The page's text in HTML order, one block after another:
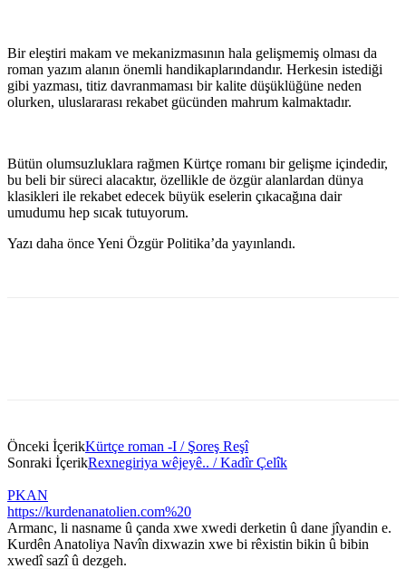
Bir eleştiri makam ve mekanizmasının hala gelişmemiş olması da
roman yazım alanın önemli handikaplarındandır. Herkesin istediği
gibi yazması, titiz davranmaması bir kalite düşüklüğüne neden
olurken, uluslararası rekabet gücünden mahrum kalmaktadır.
Bütün olumsuzluklara rağmen Kürtçe romanı bir gelişme içindedir,
bu beli bir süreci alacaktır, özellikle de özgür alanlardan dünya
klasikleri ile rekabet edecek büyük eselerin çıkacağına dair
umudumu hep sıcak tutuyorum.
Yazı daha önce Yeni Özgür Politika’da yayınlandı.
Önceki İçerikKürtçe roman -I / Şoreş Reşî
Sonraki İçerikRexnegiriya wêjeyê.. / Kadîr Çelîk
PKAN
https://kurdenanatolien.com%20
Armanc, li nasname û çanda xwe xwedi derketin û dane jîyandin e.
Kurdên Anatoliya Navîn dixwazin xwe bi rêxistin bikin û bibin
xwedî sazî û dezgeh.